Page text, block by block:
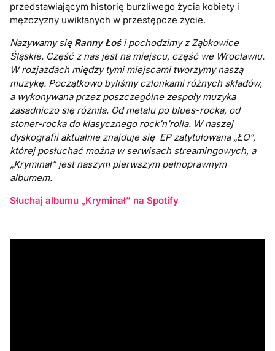
przedstawiającym historię burzliwego życia kobiety i
mężczyzny uwikłanych w przestępcze życie.
Nazywamy się Ranny Łośi pochodzimy z Ząbkowice
Śląskie. Część z nas jest na miejscu, część we Wrocławiu.
W rozjazdach między tymi miejscami tworzymy naszą
muzykę. Początkowo byliśmy członkami różnych składów,
a wykonywana przez poszczególne zespoły muzyka
zasadniczo się różniła. Od metalu po blues-rocka, od
stoner-rocka do klasycznego rock’n’rolla. W naszej
dyskografii aktualnie znajduje się EP zatytułowana „ŁO”,
której posłuchać można w serwisach streamingowych, a
„Kryminał” jest naszym pierwszym pełnoprawnym
albumem.
Słuchaj albumu „Kryminał” na Spotify